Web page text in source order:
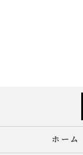
ホーム